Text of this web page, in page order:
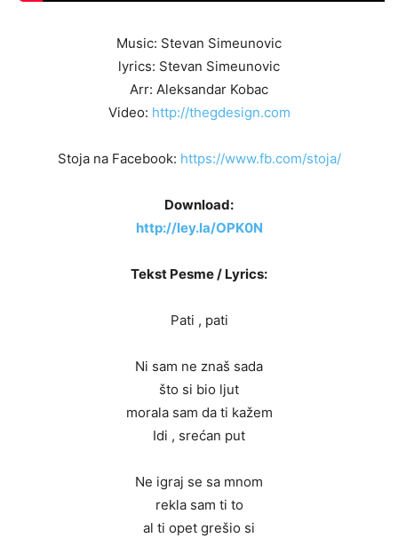
Music: Stevan Simeunovic
lyrics: Stevan Simeunovic
Arr: Aleksandar Kobac
Video: http://thegdesign.com
Stoja na Facebook: https://www.fb.com/stoja/
Download:
http://ley.la/OPK0N
Tekst Pesme / Lyrics:
Pati , pati
Ni sam ne znaš sada
što si bio ljut
morala sam da ti kažem
Idi , srećan put
Ne igraj se sa mnom
rekla sam ti to
al ti opet grešio si